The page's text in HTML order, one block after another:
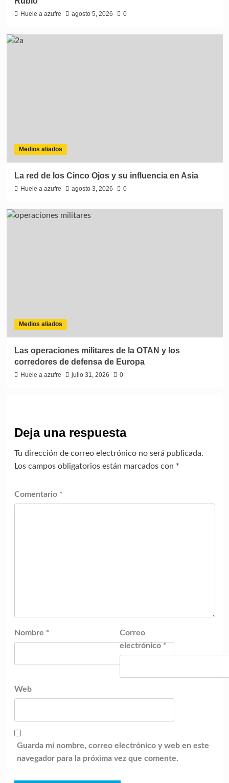
Huele a azufre agosto 5, 2026 0
Medios aliados
La red de los Cinco Ojos y su influencia en Asia
Huele a azufre agosto 3, 2026 0
Medios aliados
Las operaciones militares de la OTAN y los
corredores de defensa de Europa
Huele a azufre julio 31, 2026 0
Deja una respuesta
Tu dirección de correo electrónico no será publicada.
Los campos obligatorios están marcados con *
Comentario *
Nombre *
Correo
electrónico *
Web
Guarda mi nombre, correo electrónico y web en este
navegador para la próxima vez que comente.